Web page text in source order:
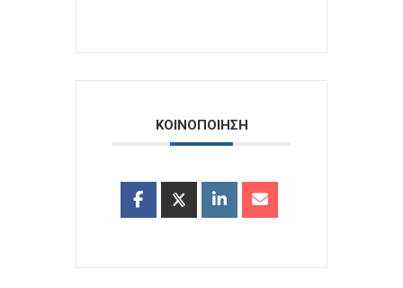
ΚΟΙΝΟΠΟΙΗΣΗ